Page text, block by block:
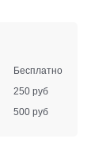
Бесплатно
250 руб
500 руб